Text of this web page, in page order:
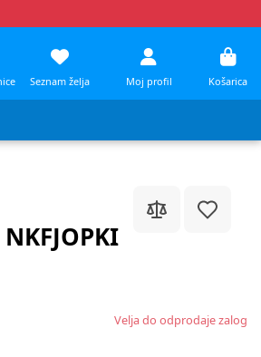
Seznam želja Moj profil Košarica
Velja do odprodaje zalog